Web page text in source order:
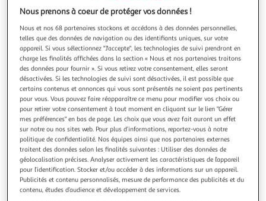
Illustration
précédente
Illustration
suivante
VIDAXL
Tente de voiture 4 personnes bleu impermeable
Cette tente de voiture peut rapidement et facilement
transformer votre vehicule en une tente pratique et
confortable, offrant flexibilite et espace supplementaire
pour les vacances en camping, les festivals et les trajets en
voiture. Conception impermeable a l'eau tout autour : cette
tente de campin
En savoir +
Vendu parMultishop
Livraison dès 5/6 jours
4,99€
Nous prenons à coeur de protéger vos données !
Nous et nos 68 partenaires stockons et accédons à des données personnelles,
telles que des données de navigation ou des identifiants uniques, sur votre
appareil. Si vous sélectionnez "J'accepte", les technologies de suivi prendront en
charge les finalités affichées dans la section « Nous et nos partenaires traitons
des données pour fournir ». Si vous retirez votre consentement, elles seront
désactivées. Si les technologies de suivi sont désactivées, il est possible que
certains contenus et annonces qui vous sont présentés ne soient pas pertinents
pour vous. Vous pouvez faire réapparaître ce menu pour modifier vos choix ou
pour retirer votre consentement à tout moment en cliquant sur le lien "Gérer
mes préférences" en bas de page. Les choix que vous avez fait auront un effet
sur notre ou nos sites web. Pour plus d’informations, reportez-vous à notre
politique de confidentialité. Nos équipes ainsi que nos partenaires externes
traitent des données selon les finalités suivantes : Utiliser des données de
géolocalisation précises. Analyser activement les caractéristiques de l’appareil
pour l’identification. Stocker et/ou accéder à des informations sur un appareil.
Publicités et contenu personnalisés, mesure de performance des publicités et du
contenu, études d’audience et développement de services.